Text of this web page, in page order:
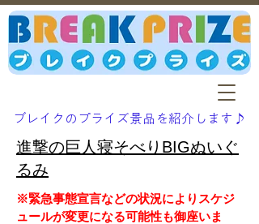
ブレイクのプライズ景品を紹介します♪
進撃の巨人寝そべりBIGぬいぐ
るみ
※緊急事態宣言などの状況によりスケジ
ュールが変更になる可能性も御座いま